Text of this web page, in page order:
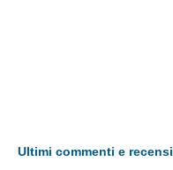
Ultimi commenti e